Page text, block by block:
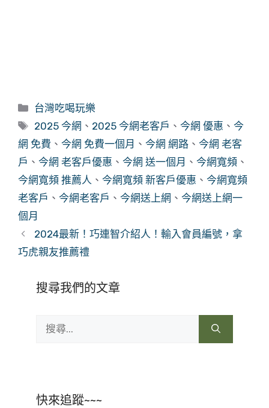
分
類
台灣吃喝玩樂
標
籤
2025 今網 、 2025 今網老客戶 、今網 優惠 、今
網 免費 、 今網 免費一個月 、 今網 網路 、 今網 老客
戶 、 今網 老客戶優惠 、 今網 送一個月 、 今網寬頻 、
今網寬頻 推薦人 、 今網寬頻 新客戶優惠 、 今網寬頻
老客戶 、 今網老客戶 、 今網送上網 、 今網送上網一
個月
2024最新！巧連智介紹人！輸入會員編號，拿
巧虎親友推薦禮
搜尋我們的文章
尋:
快來追蹤~~~